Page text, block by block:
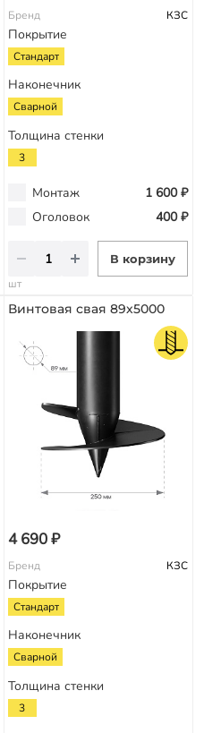
Бренд КЗС
Покрытие
Стандарт
Наконечник
Сварной
Толщина стенки
3
Монтаж
1 600 ₽
Оголовок
400 ₽
В корзину
шт
Винтовая свая 89х5000
4 690 ₽
Бренд КЗС
Покрытие
Стандарт
Наконечник
Сварной
Толщина стенки
3